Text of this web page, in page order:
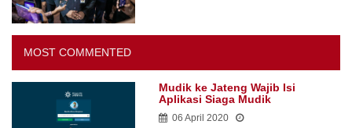
MOST COMMENTED
Mudik ke Jateng Wajib Isi
Aplikasi Siaga Mudik
06 April 2020